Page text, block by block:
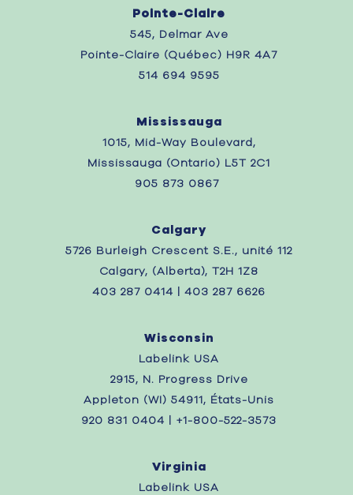
Pointe-Claire
545, Delmar Ave
Pointe-Claire (Québec) H9R 4A7
514 694 9595
Mississauga
1015, Mid-Way Boulevard,
Mississauga (Ontario) L5T 2C1
905 873 0867 ‎
Calgary
5726 Burleigh Crescent S.E., unité 112
Calgary, (Alberta), T2H 1Z8
403 287 0414 | 403 287 6626
Wisconsin
Labelink USA
2915, N. Progress Drive
Appleton (WI) 54911, États-Unis
920 831 0404 | +1-800-522-3573
Virginia
Labelink USA